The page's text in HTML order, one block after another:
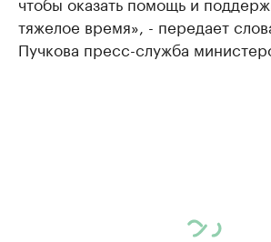
тяжелое время», - передает
Пучкова пресс-служба